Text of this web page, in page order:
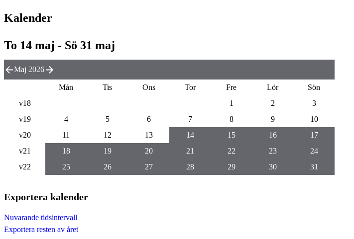
Kalender
To 14 maj - Sö 31 maj
Maj 2026
Mån Tis Ons Tor Fre Lör
Sön
v18
1 2
3
v19
4 5 6 7 8 9
10
v20
11 12 13 14 15 16
17
v21
18 19 20 21 22 23
24
v22
25 26 27 28 29 30 31
Exportera kalender
Nuvarande tidsintervall
Exportera resten av året